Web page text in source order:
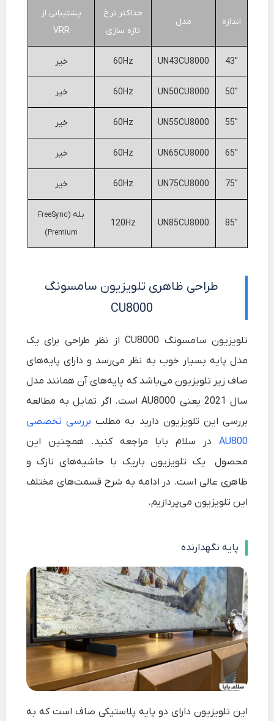
اندازه مدل
حداکثر نرخ
تازه سازی
پشتیبانی از
VRR
43″
UN43CU8000
60Hz خیر
50″
UN50CU8000
60Hz خیر
55″
UN55CU8000
60Hz خیر
65″
UN65CU8000
60Hz خیر
75″
UN75CU8000
60Hz خیر
85″
UN85CU8000
120Hz
بله (FreeSync
Premium)
طراحی ظاهری تلویزیون سامسونگ
CU8000
تلویزیون سامسونگ CU8000 از نظر طراحی برای یک
مدل پایه بسیار خوب به نظر می‌رسد و دارای پایه‌های
صاف زیر تلویزیون می‌باشد که پایه‌های آن همانند مدل
سال‌ 2021 یعنی AU8000 است. اگر تمایل به مطالعه
بررسی این تلویزیون دارید به مطلب بررسی تخصصی
AU800در سلام بابا مراجعه کنید. همچنین این
محصول یک تلویزیون باریک با حاشیه‌های نازک و
ظاهری عالی است. در ادامه به شرح قسمت‌های مختلف
این تلویزیون می‌پردازیم.
پایه نگهدارنده
این تلویزیون دارای دو پایه پلاستیکی صاف است که به